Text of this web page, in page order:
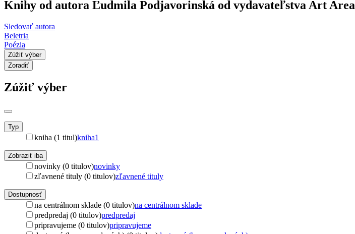
Knihy od autora Ľudmila Podjavorinská od vydavateľstva Art Area
Sledovať autora
Beletria
Poézia
Zúžiť výber
Zoradiť
Zúžiť výber
Typ
kniha (1 titul)kniha1
Zobraziť iba
novinky (0 titulov)novinky
zľavnené tituly (0 titulov)zľavnené tituly
Dostupnosť
na centrálnom sklade (0 titulov)na centrálnom sklade
predpredaj (0 titulov)predpredaj
pripravujeme (0 titulov)pripravujeme